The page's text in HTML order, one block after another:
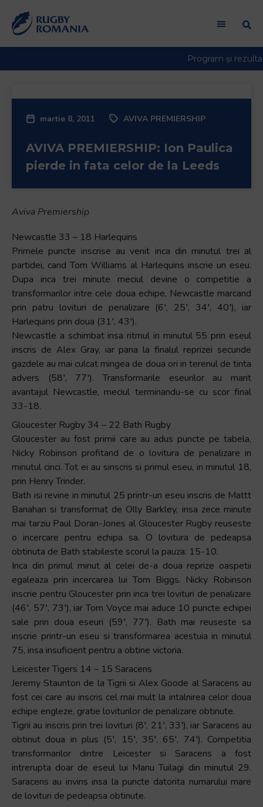
martie 8, 2011 AVIVA PREMIERSHIP
AVIVA PREMIERSHIP: Ion Paulica
pierde in fata celor de la Leeds
Aviva Premiership
Newcastle 33 – 18 Harlequins
Primele puncte inscrise au venit inca din minutul trei al
partidei, cand Tom Williams al Harlequins inscrie un eseu.
Dupa inca trei minute meciul devine o competitie a
transformarilor intre cele doua echipe, Newcastle marcand
prin patru lovituri de penalizare (6′, 25′, 34′, 40′), iar
Harlequins prin doua (31′, 43′).
Newcastle a schimbat insa ritmul in minutul 55 prin eseul
inscris de Alex Gray, iar pana la finalul reprizei secunde
gazdele au mai culcat mingea de doua ori in terenul de tinta
advers (58′, 77′). Transformarile eseurilor au marit
avantajul Newcastle, meciul terminandu-se cu scor final
33-18.
Gloucester Rugby 34 – 22 Bath Rugby
Gloucester au fost primii care au adus puncte pe tabela,
Nicky Robinson profitand de o lovitura de penalizare in
minutul cinci. Tot ei au sinscris si primul eseu, in minutul 18,
prin Henry Trinder.
Bath isi revine in minutul 25 printr-un eseu inscris de Mattt
Banahan si transformat de Olly Barkley, insa zece minute
mai tarziu Paul Doran-Jones al Gloucester Rugby reuseste
o incercare pentru echipa sa. O lovitura de pedeapsa
obtinuta de Bath stabileste scorul la pauza: 15-10.
Inca din primul minut al celei de-a doua reprize oaspetii
egaleaza prin incercarea lui Tom Biggs. Nicky Robinson
inscrie pentru Gloucester prin inca trei lovituri de penalizare
(46′, 57′, 73′), iar Tom Voyce mai aduce 10 puncte echipei
sale prin doua eseuri (59′, 77′). Bath mai reuseste sa
inscrie printr-un eseu si transformarea acestuia in minutul
75, insa insuficient pentru a obtine victoria.
Leicester Tigers 14 – 15 Saracens
Jeremy Staunton de la Tigrii si Alex Goode al Saracens au
fost cei care au inscris cel mai mult la intalnirea celor doua
echipe engleze, gratie loviturilor de penalizare obtinute.
Tigrii au inscris prin trei lovituri (8′, 21′, 33′), iar Saracens au
obtinut doua in plus (5′, 15′, 35′, 65′, 74′). Competitia
transformarilor dintre Leicester si Saracens a fost
intrerupta doar de eseul lui Manu Tuilagi din minutul 29.
Saracens au invins insa la puncte datorita numarului mare
de lovituri de pedeapsa obtinute.